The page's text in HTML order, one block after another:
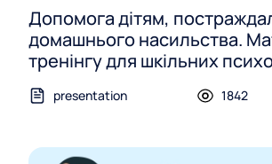
Допомога дітям,
домашнього насильства.
тренінгу для шкільних
presentation 1842